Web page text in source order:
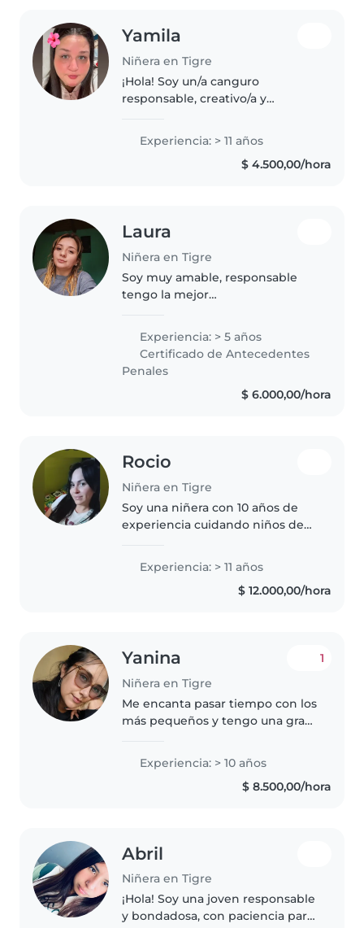
Yamila
Niñera en Tigre
¡Hola! Soy un/a canguro
responsable, creativo/a y
de experiencia cuidando niños
de todas las edades. Tengo
experiencia con niños con
Experiencia: > 11 años
$ 4.500,00/hora
Laura
Niñera en Tigre
Soy muy amable, responsable
tengo la mejor
divertida soy muy atenta,me
gustar formar muy buen vínculo
con el niño/aatrves de juegos
cantar ,bailar,pintar paser..
Experiencia: > 5 años
Certificado de Antecedentes
Penales
$ 6.000,00/hora
Rocio
Niñera en Tigre
Soy una niñera con 10 años de
experiencia cuidando niños de
hasta preescolares. Siempre
mantengo una actitud
responsable, creativa y empática
Experiencia: > 11 años
$ 12.000,00/hora
Yanina
Niñera en Tigre
1
Me encanta pasar tiempo con los
más pequeños y tengo una gran
bebés, niños pequeños y
preescolares. Puedo ofrecer
Experiencia: > 10 años
$ 8.500,00/hora
Abril
Niñera en Tigre
¡Hola! Soy una joven responsable
y bondadosa, con paciencia para